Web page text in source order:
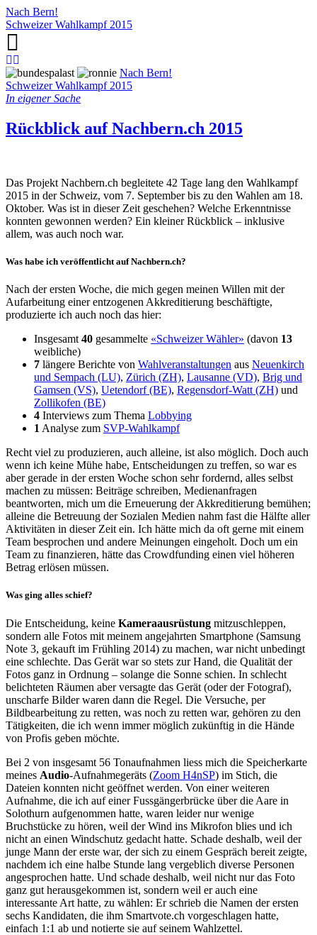
Nach Bern!
Schweizer Wahlkampf 2015
Nach Bern!
Schweizer Wahlkampf 2015
In eigener Sache
Rückblick auf Nachbern.ch 2015
Das Projekt Nachbern.ch begleitete 42 Tage lang den Wahlkampf
2015 in der Schweiz, vom 7. September bis zu den Wahlen am 18.
Oktober. Was ist in dieser Zeit geschehen? Welche Erkenntnisse
konnten gewonnen werden? Ein kleiner Rückblick – inklusive
allem, was auch noch war.
Was habe ich veröffentlicht auf Nachbern.ch?
Nach der ersten Woche, die mich gegen meinen Willen mit der
Aufarbeitung einer entzogenen Akkreditierung beschäftigte,
produzierte ich auch noch das hier:
Insgesamt 40 gesammelte «Schweizer Wähler» (davon 13
weibliche)
7 längere Berichte von Wahlveranstaltungen aus Neuenkirch
und Sempach (LU), Zürich (ZH), Lausanne (VD), Brig und
Gamsen (VS), Uetendorf (BE), Regensdorf-Watt (ZH) und
Zollikofen (BE)
4 Interviews zum Thema Lobbying
1 Analyse zum SVP-Wahlkampf
Recht viel zu produzieren, auch alleine, ist also möglich. Doch auch
wenn ich keine Mühe habe, Entscheidungen zu treffen, so war es
aber gerade in der ersten Woche schon sehr fordernd, alles selbst
machen zu müssen: Beiträge schreiben, Medienanfragen
beantworten, mich um die Erneuerung der Akkreditierung bemühen;
alleine die Betreuung der Sozialen Medien nahm fast die Hälfte aller
Aktivitäten in dieser Zeit ein. Ich hätte mich da oft gerne mit einem
Team besprochen und andere Meinungen eingeholt. Doch um ein
Team zu finanzieren, hätte das Crowdfunding einen viel höheren
Betrag erlösen müssen.
Was ging alles schief?
Die Entscheidung, keine Kameraausrüstung mitzuschleppen,
sondern alle Fotos mit meinem angejahrten Smartphone (Samsung
Note 3, gekauft im Frühling 2014) zu machen, war nicht unbedingt
eine schlechte. Das Gerät war so stets zur Hand, die Qualität der
Fotos ganz in Ordnung – solange die Sonne schien. In schlecht
belichteten Räumen aber versagte das Gerät (oder der Fotograf),
unscharfe Bilder waren dann die Regel. Die Versuche, per
Bildbearbeitung zu retten, was noch zu retten war, gehören zu den
Tätigkeiten, die ich wenn immer möglich zukünftig in die Hände
von Profis geben möchte.
Bei 2 von insgesamt 56 Tonaufnahmen liess mich die Speicherkarte
meines Audio-Aufnahmegeräts (Zoom H4nSP) im Stich, die
Dateien konnten nicht geöffnet werden. Von einer weiteren
Aufnahme, die ich auf einer Fussgängerbrücke über die Aare in
Solothurn aufgenommen hatte, waren leider nur wenige
Bruchstücke zu hören, weil der Wind ins Mikrofon blies und ich
nicht an einen Windschutz gedacht hatte. Schade deshalb, weil der
junge Mann der erste war, der sich zu einem Gespräch bereit zeigte,
nachdem ich eine halbe Stunde lang vergeblich diverse Personen
angesprochen hatte. Und schade deshalb, weil nicht nur das Foto
ganz gut herausgekommen ist, sondern weil er auch eine
interessante Art hatte, zu wählen: Er schrieb die Namen der ersten
sechs Kandidaten, die ihm Smartvote.ch vorgeschlagen hatte,
einfach 1:1 ab und notierte sie auf seinem Wahlzettel.